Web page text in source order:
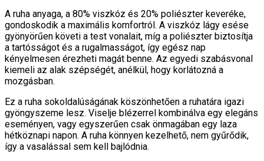
A ruha anyaga, a 80% viszkóz és 20% poliészter keveréke,
gondoskodik a maximális komfortról. A viszkóz lágy esése
gyönyörűen követi a test vonalait, míg a poliészter biztosítja
a tartósságot és a rugalmasságot, így egész nap
kényelmesen érezheti magát benne. Az egyedi szabásvonal
kiemeli az alak szépségét, anélkül, hogy korlátozná a
mozgásban.
Ez a ruha sokoldalúságának köszönhetően a ruhatára igazi
gyöngyszeme lesz. Viselje blézerrel kombinálva egy elegáns
eseményen, vagy egyszerűen csak önmagában egy laza
hétköznapi napon. A ruha könnyen kezelhető, nem gyűrődik,
így a vasalással sem kell bajlódnia.